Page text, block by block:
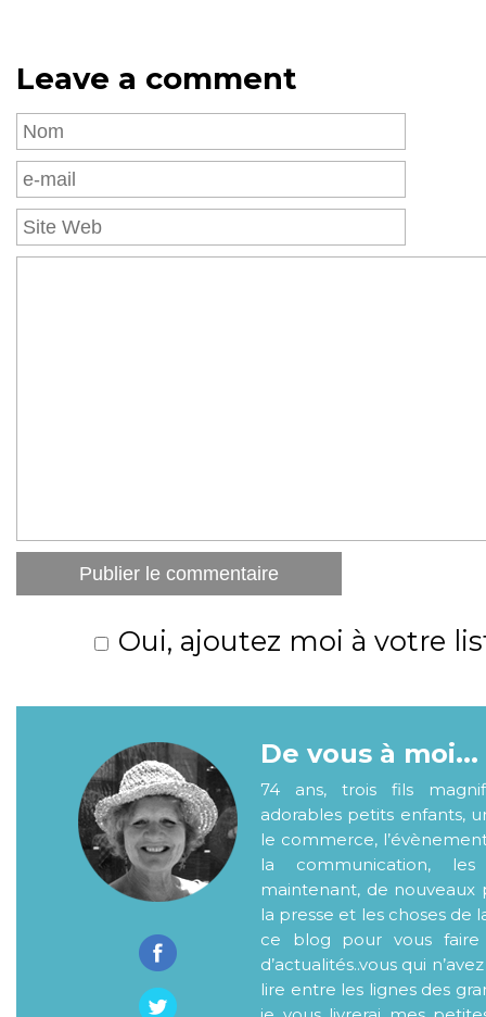
Leave a comment
Oui, ajoutez moi à votre
De vous à moi...
74 ans, trois fils
adorables petits enfants,
le commerce,
la communication,
maintenant, de nouveaux
la presse et les choses de
ce blog pour vous faire
d’actualités..vous qui
lire entre les lignes des